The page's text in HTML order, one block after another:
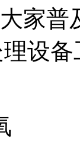
家普
设